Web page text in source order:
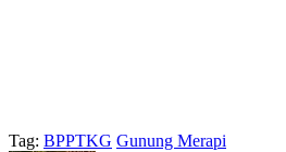
Tag: BPPTKG Gunung Merapi